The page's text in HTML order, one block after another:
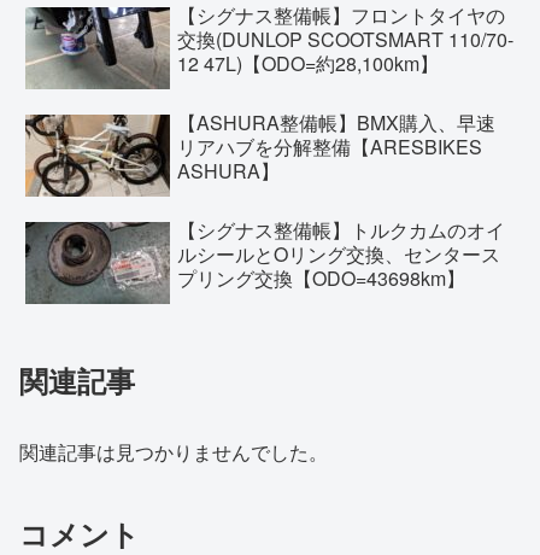
【シグナス整備帳】フロントタイヤの
交換(DUNLOP SCOOTSMART 110/70-
12 47L)【ODO=約28,100km】
【ASHURA整備帳】BMX購入、早速
リアハブを分解整備【ARESBIKES
ASHURA】
【シグナス整備帳】トルクカムのオイ
ルシールとOリング交換、センタース
プリング交換【ODO=43698km】
関連記事
関連記事は見つかりませんでした。
コメント